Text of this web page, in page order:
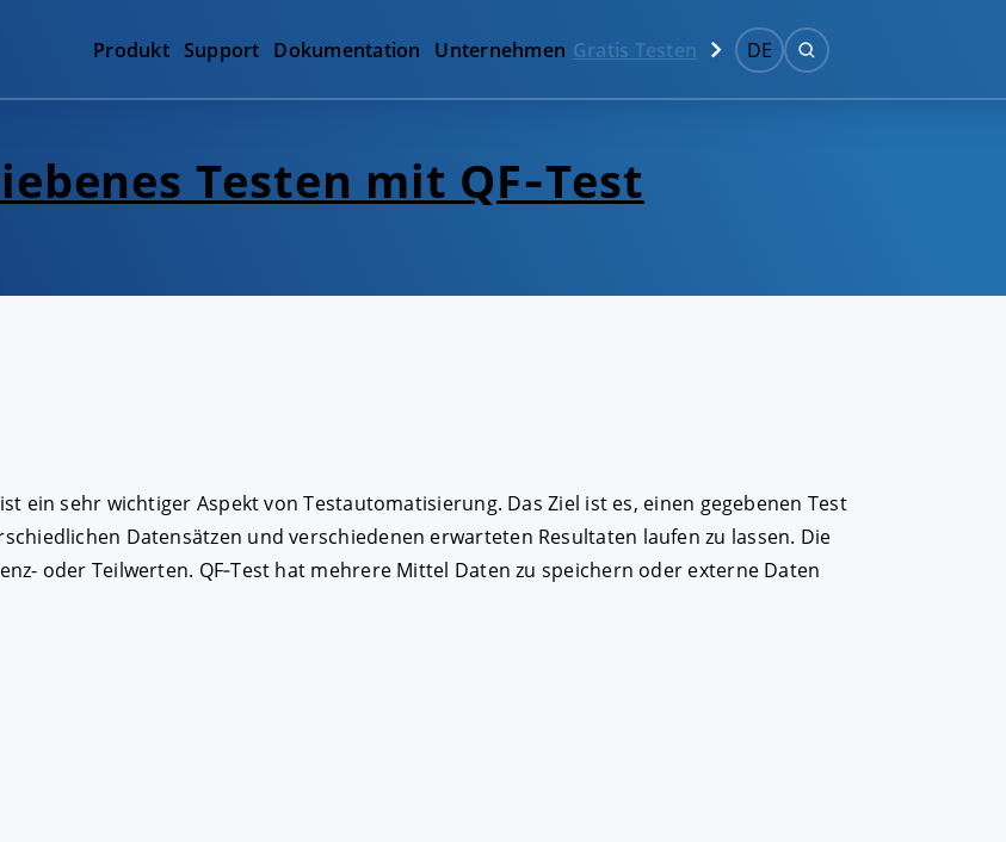
Produkt Support Dokumentation Unternehmen Gratis Testen DE
Testen mit QF‑Test
ein sehr wichtiger Aspekt von Testautomatisierung. Das Ziel ist es, einen gegebenen Test
Datensätzen und verschiedenen erwarteten Resultaten laufen zu lassen. Die
oder Teilwerten. QF‑Test hat mehrere Mittel Daten zu speichern oder externe Daten